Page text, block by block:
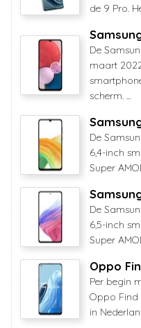
de 9 Pro.
De
maart
scherm. ...
De
6,4-inch
Super
De
6,5-inch
Super
Oppo
Per begin
Oppo Find
in